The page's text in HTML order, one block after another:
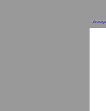
Anzeige